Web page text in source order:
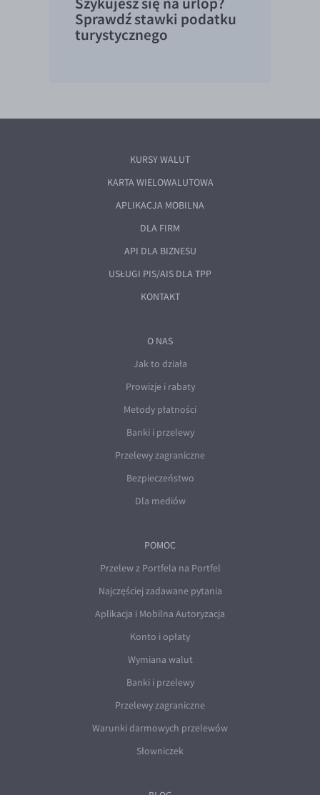
Sprawdź stawki podatku
turystycznego
KURSY WALUT
KARTA WIELOWALUTOWA
APLIKACJA MOBILNA
DLA FIRM
API DLA BIZNESU
USŁUGI PIS/AIS DLA TPP
KONTAKT
O NAS
Jak to działa
Prowizje i rabaty
Metody płatności
Banki i przelewy
Przelewy zagraniczne
Bezpieczeństwo
Dla mediów
POMOC
Przelew z Portfela na Portfel
Najczęściej zadawane pytania
Aplikacja i Mobilna Autoryzacja
Konto i opłaty
Wymiana walut
Banki i przelewy
Przelewy zagraniczne
Warunki darmowych przelewów
Słowniczek